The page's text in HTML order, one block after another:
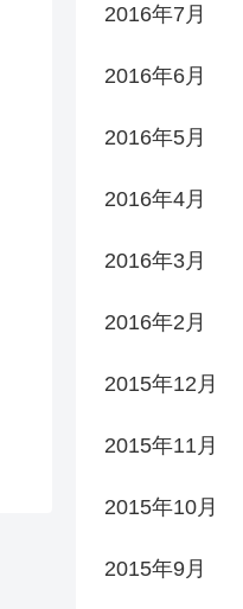
2016年7月
2016年6月
2016年5月
2016年4月
2016年3月
2016年2月
2015年12月
2015年11月
2015年10月
2015年9月